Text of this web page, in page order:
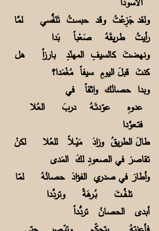
ولقد جَزِعْتُ وقد حبسـتُ تَنَفُّسي لمَّا
رأيتُ طـريقَهُ صَعْباً بَدا
ونهضتَ كالسيفِ المهنّدِ بارزاً هل
كنتَ قبلَ اليومِ سيفاً مُغْمَدا؟
وبدا حصانُك واثقاً في
عدوهِ عوّدتَـهُ دربَ العُلا
فتـعوَّدا
طالَ الطريقُ وزادَ مَيْـلاً للعُلا لكنْ
تقاصرَ في الصعودِ لكَ المَدى
وأطارَ في صدري الفؤادَ حصانُهُ لمّا
تلـفَّــتَ بُـرهَةً وتردَّدا
أبدى الحصانُ تردُّداً